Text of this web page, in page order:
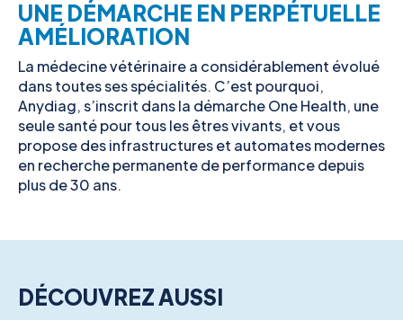
UNE DÉMARCHE EN PERPÉTUELLE
AMÉLIORATION
La médecine vétérinaire a considérablement évolué
dans toutes ses spécialités. C’est pourquoi,
Anydiag, s’inscrit dans la démarche One Health, une
seule santé pour tous les êtres vivants, et vous
propose des infrastructures et automates modernes
en recherche permanente de performance depuis
plus de 30 ans.
DÉCOUVREZ AUSSI